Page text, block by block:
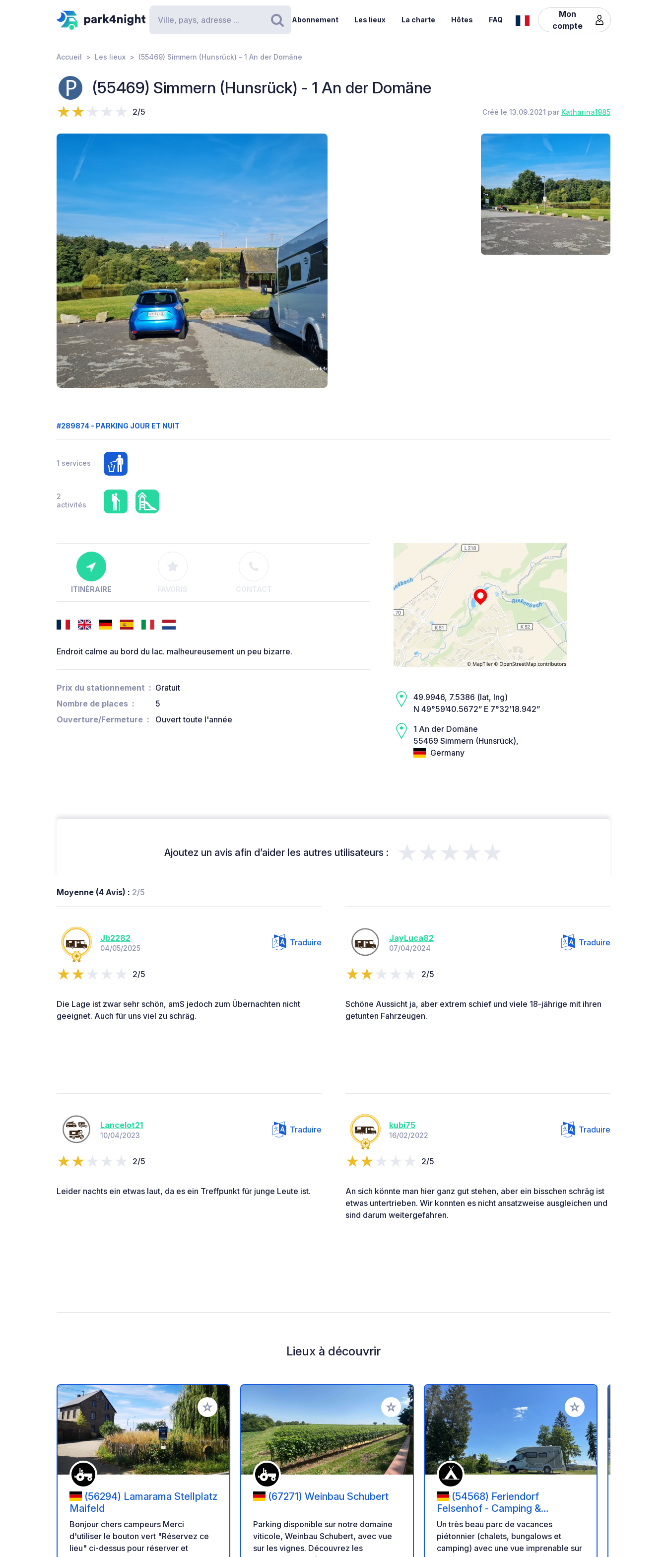
Rechercher
Abonnement Les lieux La charte Hôtes FAQ
Mon
compte
Accueil Les lieux (55469) Simmern (Hunsrück) - 1 An der Domäne
(55469) Simmern (Hunsrück) - 1 An der Domäne
2/5 Créé le 13.09.2021 par Katharina1985
#289874 - PARKING JOUR ET NUIT
1 services
2
activités
ITINÉRAIRE FAVORIS CONTACT
Endroit calme au bord du lac. malheureusement un peu bizarre.
Prix du stationnement
Gratuit
Nombre de places
5
Ouverture/Fermeture
Ouvert toute l'année
49.9946, 7.5386 (lat, lng)
N 49°59’40.5672” E 7°32’18.942”
1 An der Domäne
55469 Simmern (Hunsrück),
Germany
Ajoutez un avis afin d’aider les autres utilisateurs : ★★★★★
Moyenne (4 Avis) : 2/5
Jb2282
04/05/2025
Traduire
2/5
Die Lage ist zwar sehr schön, amS jedoch zum Übernachten nicht
geeignet. Auch für uns viel zu schräg.
JayLuca82
07/04/2024
Traduire
2/5
Schöne Aussicht ja, aber extrem schief und viele 18-jährige mit ihren
getunten Fahrzeugen.
Lancelot21
10/04/2023
Traduire
2/5
Leider nachts ein etwas laut, da es ein Treffpunkt für junge Leute ist.
kubi75
16/02/2022
Traduire
2/5
An sich könnte man hier ganz gut stehen, aber ein bisschen schräg ist
etwas untertrieben. Wir konnten es nicht ansatzweise ausgleichen und
sind darum weitergefahren.
Lieux à découvrir
Ajouter à vos favoris
(56294) Lamarama Stellplatz
Maifeld
Bonjour chers campeurs Merci
d'utiliser le bouton vert "Réservez ce
lieu" ci-dessus pour réserver et
Ajouter à vos favoris
(67271) Weinbau Schubert
Parking disponible sur notre domaine
viticole, Weinbau Schubert, avec vue
sur les vignes. Découvrez les
Ajouter à vos favoris
(54568) Feriendorf
Felsenhof - Camping &
Bungalowpark
Un très beau parc de vacances
piétonnier (chalets, bungalows et
camping) avec une vue imprenable sur